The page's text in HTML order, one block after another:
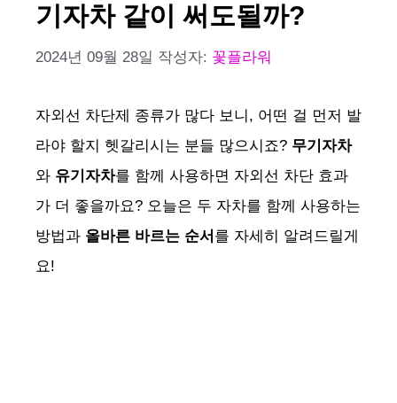
기자차 같이 써도될까?
2024년 09월 28일 작성자: 꽃플라워
자외선 차단제 종류가 많다 보니, 어떤 걸 먼저 발
라야 할지 헷갈리시는 분들 많으시죠? 무기자차
와 유기자차를 함께 사용하면 자외선 차단 효과
가 더 좋을까요? 오늘은 두 자차를 함께 사용하는
방법과 올바른 바르는 순서 를 자세히 알려드릴게
요!